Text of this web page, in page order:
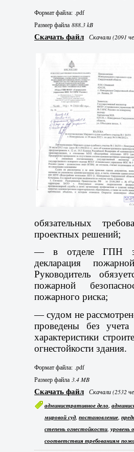
Формат файла: .pdf
Размер файла888.3 kB
Скачать файл Скачали (2091
обязательных
проектных решений;
— в отделе ГПН
декларация
Руководитель
пожарной
пожарного риска;
— судом не
проведены без учета
характеристики
огнестойкости здания.
Формат файла: .pdf
Размер файла3.4 MB
Скачать файл Скачали (2532
административное дело,
мировой суд,постановление,
степень огнестойкости,уровень
соответствия требованиям